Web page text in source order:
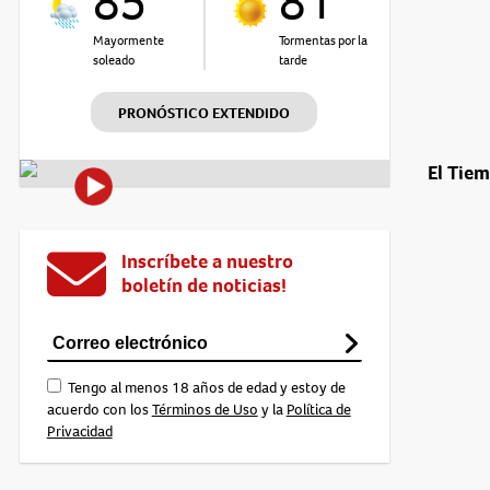
Mayormente
soleado
Tormentas por la
tarde
PRONÓSTICO EXTENDIDO
El
Inscríbete a nuestro
boletín de noticias!
Tengo al menos 18 años de edad y estoy de
acuerdo con losTérminos de Uso y la Política de
Privacidad